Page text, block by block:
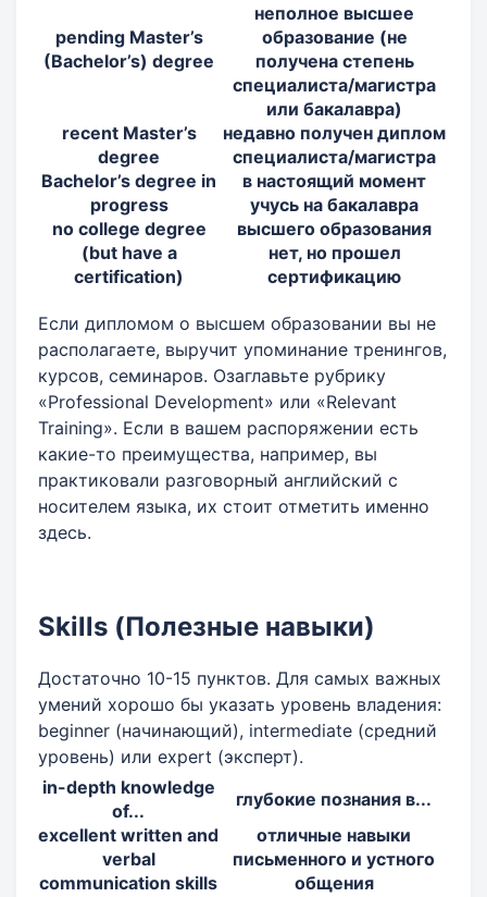
pending Master’s
(Bachelor’s) degree
неполное высшее
образование (не
получена степень
специалиста/магистра
или бакалавра)
recent Master’s
degree
недавно получен диплом
специалиста/магистра
Bachelor’s degree in
progress
в настоящий момент
учусь на бакалавра
no college degree
(but have a
certification)
высшего образования
нет, но прошел
сертификацию
Если дипломом о высшем образовании вы не
располагаете, выручит упоминание тренингов,
курсов, семинаров. Озаглавьте рубрику
«Professional Development» или «Relevant
Training». Если в вашем распоряжении есть
какие-то преимущества, например, вы
практиковали разговорный английский с
носителем языка, их стоит отметить именно
здесь.
Skills (Полезные навыки)
Достаточно 10-15 пунктов. Для самых важных
умений хорошо бы указать уровень владения:
beginner (начинающий), intermediate (средний
уровень) или expert (эксперт).
in-depth knowledge
of...
глубокие познания в...
excellent written and
verbal
communication skills
отличные навыки
письменного и устного
общения